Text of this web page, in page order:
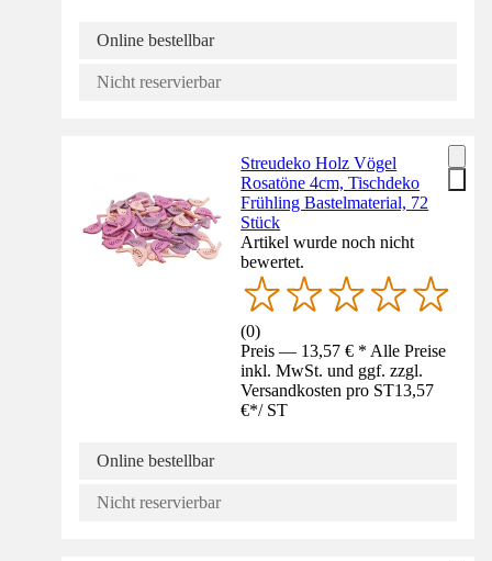
Online bestellbar
Nicht reservierbar
Streudeko Holz Vögel
Rosatöne 4cm, Tischdeko
Frühling Bastelmaterial, 72
Stück
Artikel wurde noch nicht
bewertet.
(0)
Preis — 13,57 € * Alle Preise
inkl. MwSt. und ggf. zzgl.
Versandkosten pro ST13,57
€*/ ST
Online bestellbar
Nicht reservierbar